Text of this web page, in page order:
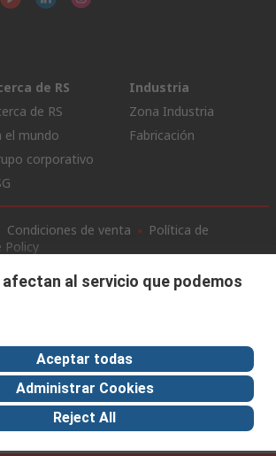
de RS
de RS
el mundo
corporativo
Industria
Zona Industria
Fabricación
Condiciones de venta
Política de
Policy
desarrollado por Catalogue solutions Ltd
Group Ltd
al servicio que podemos
Aceptar todas
Administrar Cookies
Reject All